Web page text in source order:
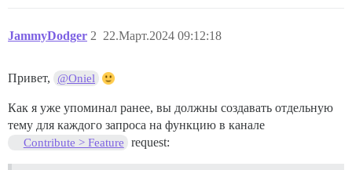
JammyDodger 22.Март.2024 09:12:18
2
Привет, @Oniel
Как я уже упоминал ранее, вы должны создавать отдельную
тему для каждого запроса на функцию в канале
Contribute > Feature request: